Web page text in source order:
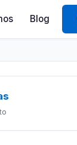
Blog